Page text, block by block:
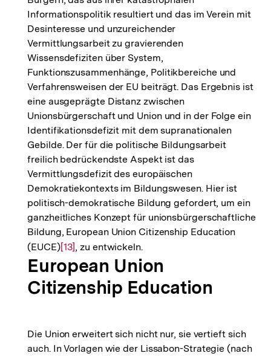
Informationspolitik resultiert und das im Verein mit
Desinteresse und unzureichender
Vermittlungsarbeit zu gravierenden
Wissensdefiziten über System,
Funktionszusammenhänge, Politikbereiche und
Verfahrensweisen der EU beiträgt. Das Ergebnis ist
eine ausgeprägte Distanz zwischen
Unionsbürgerschaft und Union und in der Folge ein
Identifikationsdefizit mit dem supranationalen
Gebilde. Der für die politische Bildungsarbeit
freilich bedrückendste Aspekt ist das
Vermittlungsdefizit des europäischen
Demokratiekontexts im Bildungswesen. Hier ist
politisch-demokratische Bildung gefordert, um ein
ganzheitliches Konzept für unionsbürgerschaftliche
Bildung, European Union Citizenship Education
(EUCE)Zur
Auflösung
der
Fußnote
[13], zu entwickeln.
European Union
Citizenship Education
Die Union erweitert sich nicht nur, sie vertieft sich
auch. In Vorlagen wie der Lissabon-Strategie (nach